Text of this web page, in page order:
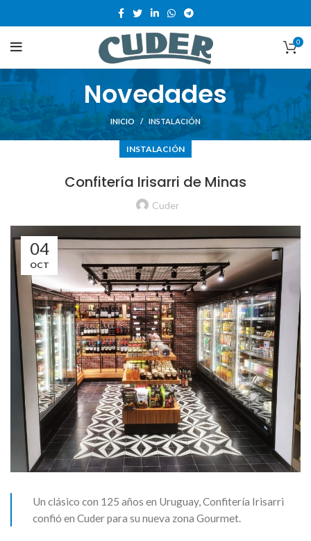
0
Novedades
INICIO INSTALACIÓN
INSTALACIÓN
Confitería Irisarri de Minas
Cuder
04
OCT
Un clásico con 125 años en Uruguay, Confitería Irisarri
confió en Cuder para su nueva zona Gourmet.